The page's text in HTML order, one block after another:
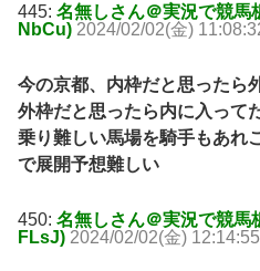
445: 名無しさん＠実況で競馬
NbCu) 2024/02/02(金)
今の京都、内枠だと思ったら
外枠だと思ったら内に入って
乗り難しい馬場を騎手もあれ
で展開予想難しい
450: 名無しさん＠実況で競馬
FLsJ) 2024/02/02(金)